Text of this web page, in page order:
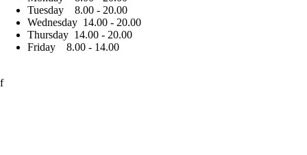
Tuesday 8.00 - 20.00
Wednesday 14.00 - 20.00
Thursday 14.00 - 20.00
Friday 8.00 - 14.00
f